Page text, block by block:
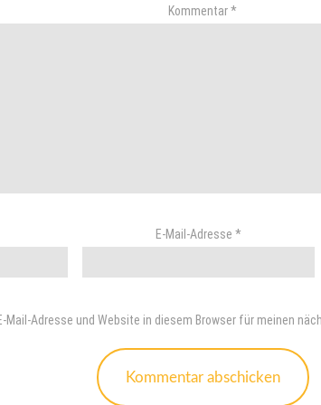
Kommentar*
E-Mail-Adresse*
Mail-Adresse und Website in diesem Browser für meinen